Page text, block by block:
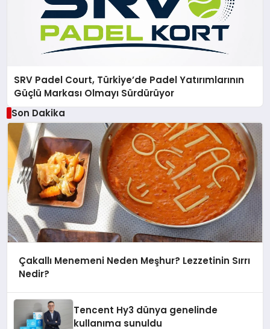
SRV Padel Court, Türkiye’de Padel Yatırımlarının
Güçlü Markası Olmayı Sürdürüyor
Son Dakika
Çakallı Menemeni Neden Meşhur? Lezzetinin Sırrı
Nedir?
Tencent Hy3 dünya genelinde
kullanıma sunuldu